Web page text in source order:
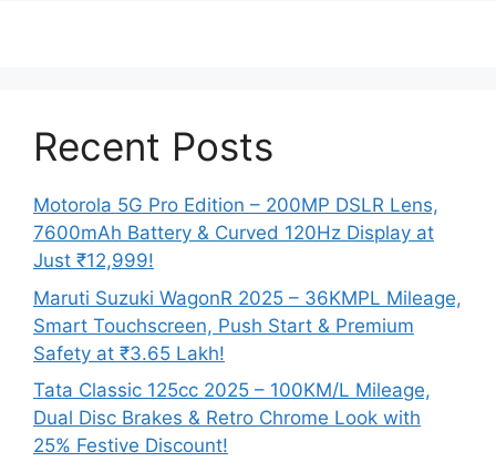
Recent Posts
Motorola 5G Pro Edition – 200MP DSLR Lens,
7600mAh Battery & Curved 120Hz Display at
Just ₹12,999!
Maruti Suzuki WagonR 2025 – 36KMPL Mileage,
Smart Touchscreen, Push Start & Premium
Safety at ₹3.65 Lakh!
Tata Classic 125cc 2025 – 100KM/L Mileage,
Dual Disc Brakes & Retro Chrome Look with
25% Festive Discount!